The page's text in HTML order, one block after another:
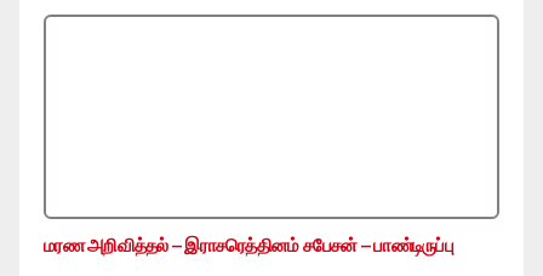
மரண அறிவித்தல் – இராசரெத்தினம் சபேசன் – பாண்டிருப்பு